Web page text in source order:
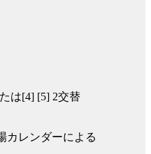
は[4] [5] 2交替
カレンダーによる